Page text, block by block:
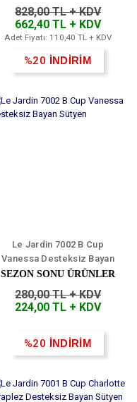
828,00 TL + KDV
662,40 TL + KDV
Adet Fiyatı: 110,40 TL + KDV
%20 İNDİRİM
Le Jardin 7002 B Cup
Vanessa Desteksiz Bayan
Sütyen
SEZON SONU ÜRÜNLER
280,00 TL + KDV
224,00 TL + KDV
%20 İNDİRİM